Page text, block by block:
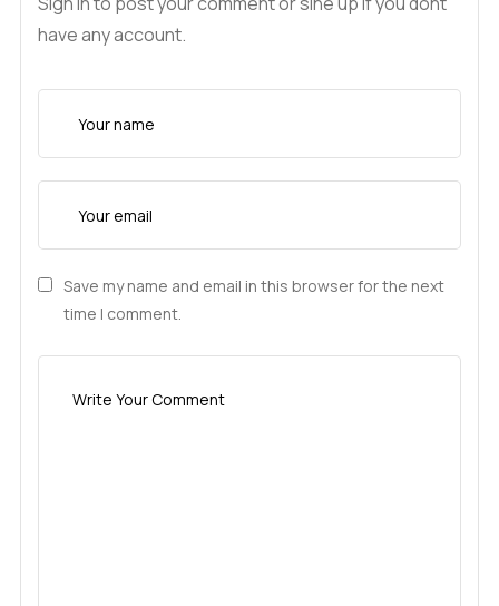
have any account.
Save my name and email in this browser for the next
time I comment.